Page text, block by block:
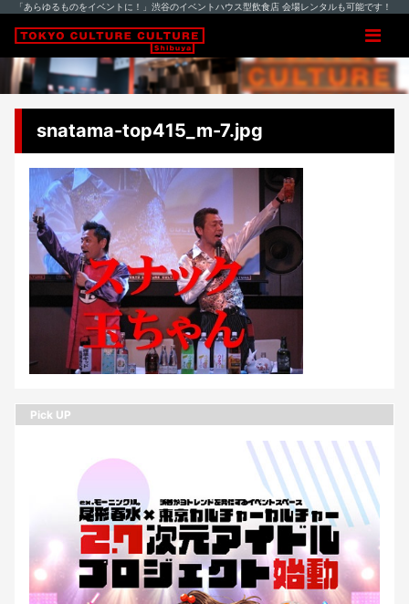
「あらゆるものをイベントに！」渋谷のイベントハウス型飲食店 会場レンタルも可能です！
snatama-top415_m-7.jpg
Pick UP